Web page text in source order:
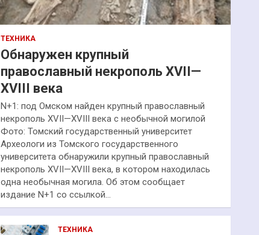
ТЕХНИКА
Обнаружен крупный
православный некрополь XVII—
XVIII века
N+1: под Омском найден крупный православный
некрополь XVII—XVIII века с необычной могилой
Фото: Томский государственный университет
Археологи из Томского государственного
университета обнаружили крупный православный
некрополь XVII—XVIII века, в котором находилась
одна необычная могила. Об этом сообщает
издание N+1 со ссылкой…
ТЕХНИКА